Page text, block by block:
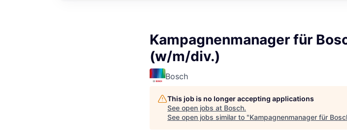
Kampagnenmanager für
(w/m/div.)
Bosch
This job is no longer accepting applications
See open jobs at Bosch.
See open jobs similar to "Kampagnenmanager für